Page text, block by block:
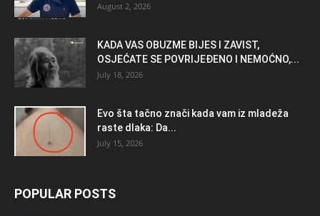
August 2, 2026
KADA VAS OBUZME BIJES I ZAVIST,
OSJEĆATE SE POVRIJEĐENO I NEMOĆNO,...
July 18, 2026
Evo šta tačno znači kada vam iz mladeža
raste dlaka: Da...
July 15, 2026
POPULAR POSTS